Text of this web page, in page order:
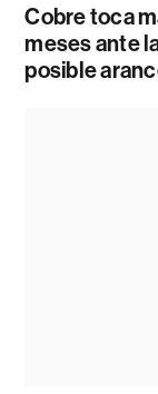
Cobre toca
meses ante
posible